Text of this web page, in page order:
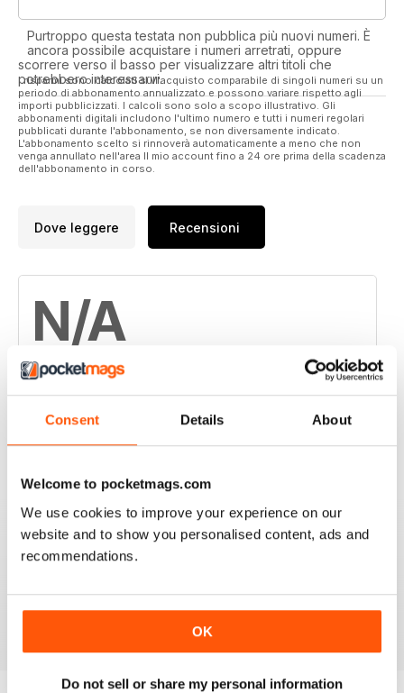
Consent Details About
Welcome to pocketmags.com
We use cookies to improve your experience on our
website and to show you personalised content, ads and
recommendations.
OK
Do not sell or share my personal information
Purtroppo questa testata non pubblica più nuovi numeri. È
ancora possibile acquistare i numeri arretrati, oppure
scorrere verso il basso per visualizzare altri titoli che
potrebbero interessarvi.
I risparmi sono calcolati sull'acquisto comparabile di singoli numeri su un
periodo di abbonamento annualizzato e possono variare rispetto agli
importi pubblicizzati. I calcoli sono solo a scopo illustrativo. Gli
abbonamenti digitali includono l'ultimo numero e tutti i numeri regolari
pubblicati durante l'abbonamento, se non diversamente indicato.
L'abbonamento scelto si rinnoverà automaticamente a meno che non
venga annullato nell'area Il mio account fino a 24 ore prima della scadenza
dell'abbonamento in corso.
Dove leggere Recensioni
N/A
Basato su 0 Recensioni dei clienti
0
3
2 0
1 0
VISUALIZZA LE RECENSIONI